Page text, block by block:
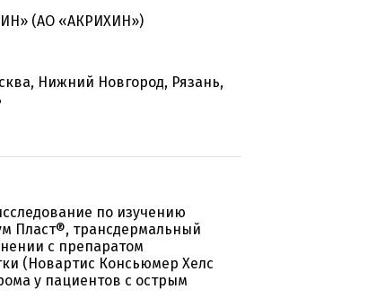
(АО «АКРИХИН»)
Нижний Новгород, Рязань,
по изучению
Пласт®, трансдермальный
с препаратом
(Новартис Консьюмер Хелс
у пациентов с острым